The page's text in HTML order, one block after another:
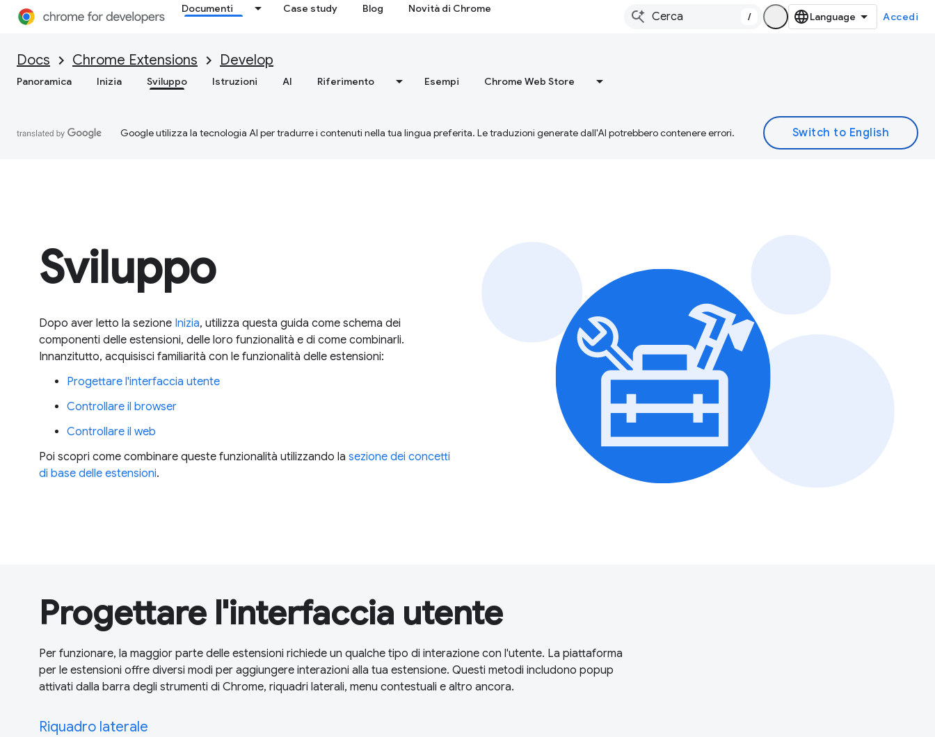
Documenti Case study Blog Novità di Chrome
/ Accedi
Docs Chrome Extensions Develop
Panoramica Inizia Sviluppo Istruzioni AI Riferimento Esempi Chrome Web Store
Google utilizza la tecnologia AI per tradurre i contenuti nella tua lingua preferita. Le traduzioni generate dall'AI potrebbero contenere errori.
Sviluppo
Dopo aver letto la sezione Inizia, utilizza questa guida come schema dei
componenti delle estensioni, delle loro funzionalità e di come combinarli.
Innanzitutto, acquisisci familiarità con le funzionalità delle estensioni:
Progettare l'interfaccia utente
Controllare il browser
Controllare il web
Poi scopri come combinare queste funzionalità utilizzando la sezione dei concetti
di base delle estensioni.
Progettare l'interfaccia utente
Per funzionare, la maggior parte delle estensioni richiede un qualche tipo di interazione con l'utente. La piattaforma
per le estensioni offre diversi modi per aggiungere interazioni alla tua estensione. Questi metodi includono popup
attivati dalla barra degli strumenti di Chrome, riquadri laterali, menu contestuali e altro ancora.
Riquadro laterale